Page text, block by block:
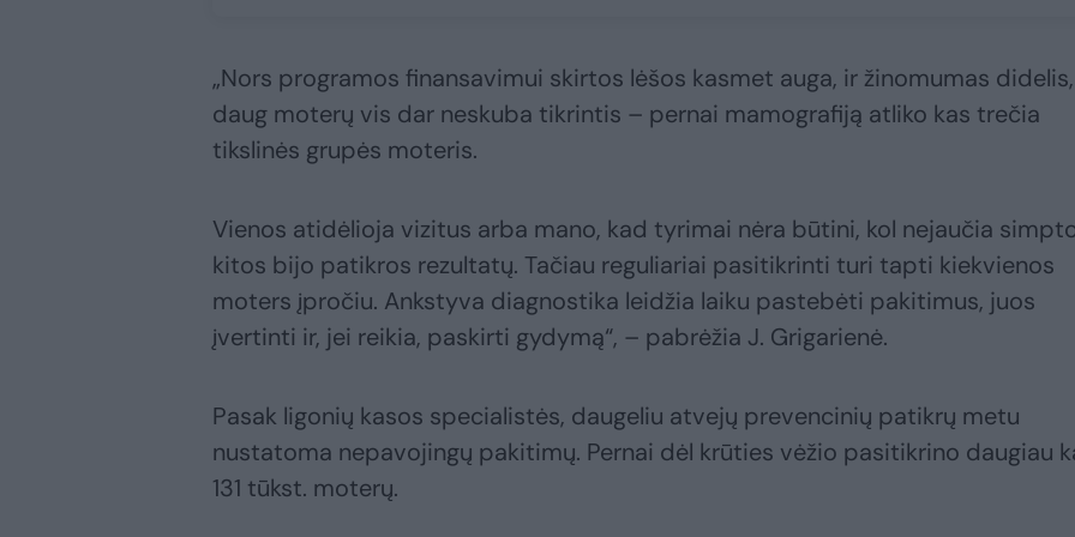
„Nors programos finansavimui skirtos lėšos kasmet auga, ir žinomumas didelis,
daug moterų vis dar neskuba tikrintis – pernai mamografiją atliko kas trečia
tikslinės grupės moteris.
Vienos atidėlioja vizitus arba mano, kad tyrimai nėra būtini, kol nejaučia
kitos bijo patikros rezultatų. Tačiau reguliariai pasitikrinti turi tapti kiekvienos
moters įpročiu. Ankstyva diagnostika leidžia laiku pastebėti pakitimus, juos
įvertinti ir, jei reikia, paskirti gydymą“, – pabrėžia J. Grigarienė.
Pasak ligonių kasos specialistės, daugeliu atvejų prevencinių patikrų metu
nustatoma nepavojingų pakitimų. Pernai dėl krūties vėžio pasitikrino daugiau
131 tūkst. moterų.